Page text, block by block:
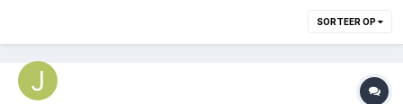
SORTEER OP